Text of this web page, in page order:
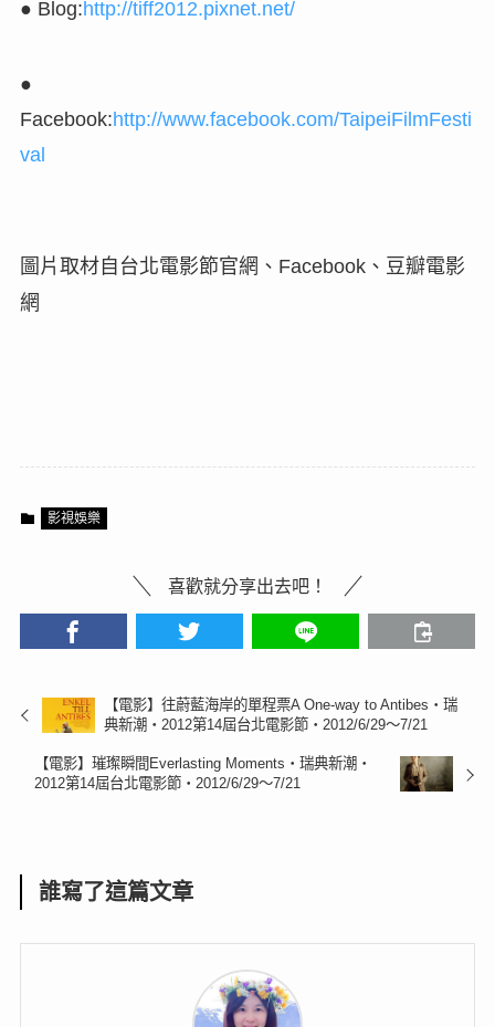
● Blog:http://tiff2012.pixnet.net/
●
Facebook:http://www.facebook.com/TaipeiFilmFesti
val
圖片取材自台北電影節官網、 Facebook、豆瓣電影
網
影視娛樂
喜歡就分享出去吧！
【電影】往蔚藍海岸的單程票A One-way to Antibes‧瑞
典新潮‧2012第14屆台北電影節‧2012/6/29～7/21
【電影】璀璨瞬間Everlasting Moments‧瑞典新潮‧
2012第14屆台北電影節‧2012/6/29～7/21
誰寫了這篇文章